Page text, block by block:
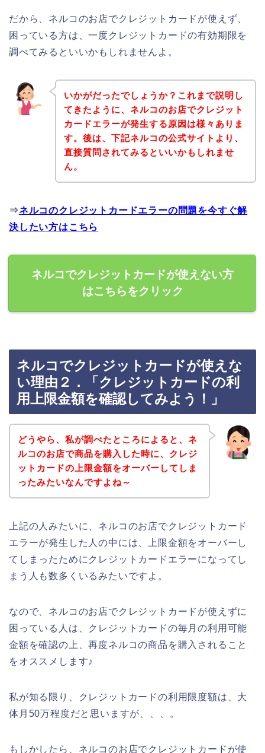
だから、ネルコのお店でクレジットカードが使えず、
困っている方は、一度クレジットカードの有効期限を
調べてみるといいかもしれませんよ。
いかがだったでしょうか？これまで説明し
てきたように、ネルコのお店でクレジット
カードエラーが発生する原因は様々ありま
す。後は、下記ネルコの公式サイトより、
直接質問されてみるといいかもしれませ
ん。
⇒ネルコのクレジットカードエラーの問題を今すぐ解
決したい方はこちら
ネルコでクレジットカードが使えない方
はこちらをクリック
ネルコでクレジットカードが使えな
い理由２．「クレジットカードの利
用上限金額を確認してみよう！」
どうやら、私が調べたところによると、ネ
ルコのお店で商品を購入した時に、クレジ
ットカードの上限金額をオーバーしてしま
ったみたいなんですよね～
上記の人みたいに、ネルコのお店でクレジットカード
エラーが発生した人の中には、上限金額をオーバーし
てしまったためにクレジットカードエラーになってし
まう人も数多くいるみたいですよ。
なので、ネルコのお店でクレジットカードが使えずに
困っている人は、クレジットカードの毎月の利用可能
金額を確認の上、再度ネルコの商品を購入されること
をオススメします♪
私が知る限り、クレジットカードの利用限度額は、大
体月50万程度だと思いますが、、、。
もしかしたら、ネルコのお店でクレジットカードが使